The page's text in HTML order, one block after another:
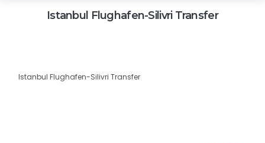
Istanbul Flughafen-Silivri Transfer
Istanbul Flughafen-Silivri Transfer